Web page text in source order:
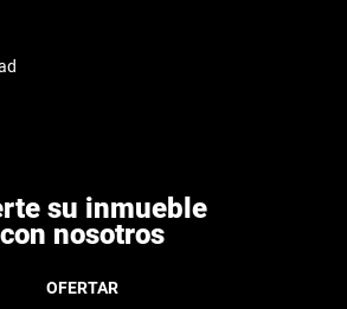
su inmueble
con nosotros
OFERTAR